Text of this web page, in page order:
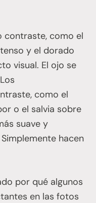
contraste, como el
y el dorado
visual. El ojo se
como el
o el salvia sobre
suave y
hacen
por qué algunos
en las fotos